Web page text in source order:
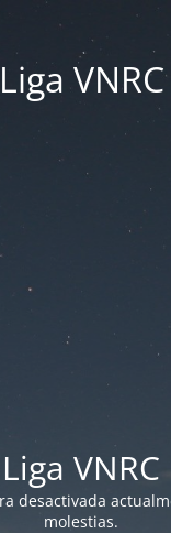
Liga VNRC
Liga VNRC
desactivada
molestias.